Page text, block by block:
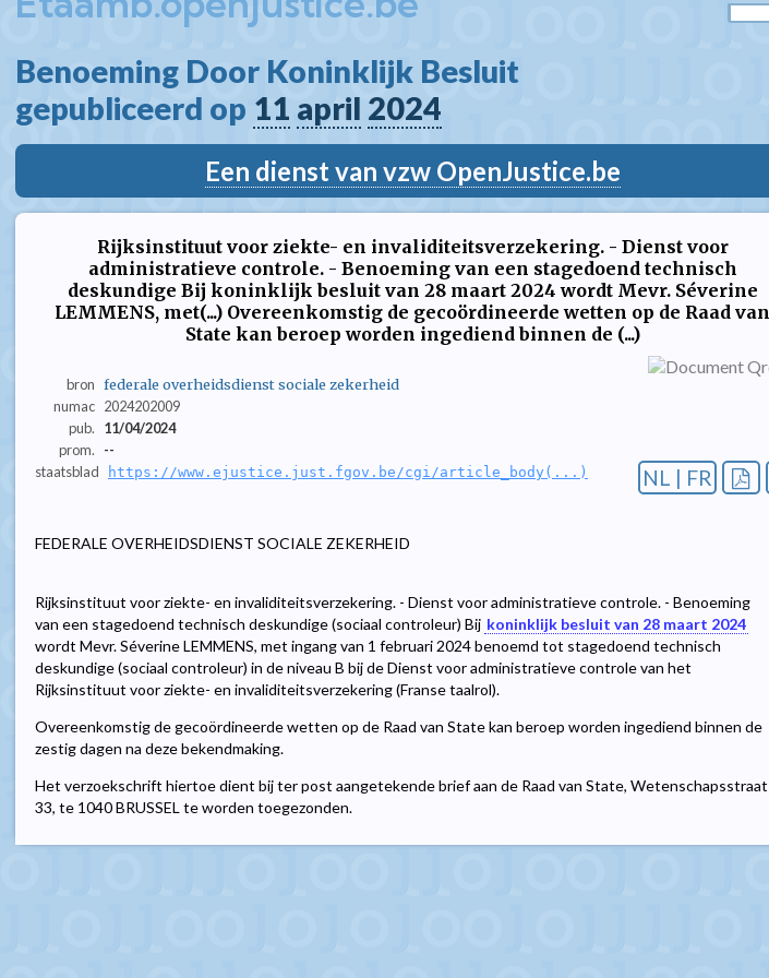
Benoeming Door Koninklijk Besluit
gepubliceerd op 11 april 2024
Een dienst van vzw OpenJustice.be
Rijksinstituut voor ziekte- en invaliditeitsverzekering. - Dienst voor
administratieve controle. - Benoeming van een stagedoend technisch
deskundige Bij koninklijk besluit van 28 maart 2024 wordt Mevr. Séverine
LEMMENS, met(...) Overeenkomstig de gecoördineerde wetten op de Raad van
State kan beroep worden ingediend binnen de (...)
bron federale overheidsdienst sociale zekerheid
numac 2024202009
pub.
11/04/2024
prom.
--
staatsblad
https://www.ejustice.just.fgov.be/cgi/article_body(...) NL | FR
FEDERALE OVERHEIDSDIENST SOCIALE ZEKERHEID
Rijksinstituut voor ziekte- en invaliditeitsverzekering. - Dienst voor administratieve controle. - Benoeming
van een stagedoend technisch deskundige (sociaal controleur) Bij koninklijk besluit van 28 maart 2024
wordt Mevr. Séverine LEMMENS, met ingang van 1 februari 2024 benoemd tot stagedoend technisch
deskundige (sociaal controleur) in de niveau B bij de Dienst voor administratieve controle van het
Rijksinstituut voor ziekte- en invaliditeitsverzekering (Franse taalrol).
Overeenkomstig de gecoördineerde wetten op de Raad van State kan beroep worden ingediend binnen de
zestig dagen na deze bekendmaking.
Het verzoekschrift hiertoe dient bij ter post aangetekende brief aan de Raad van State, Wetenschapsstraat
33, te 1040 BRUSSEL te worden toegezonden.